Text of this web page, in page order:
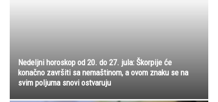
Nedeljni horoskop od 20. do 27. jula: Škorpije će
konačno završiti sa nemaštinom, a ovom znaku se na
svim poljuma snovi ostvaruju